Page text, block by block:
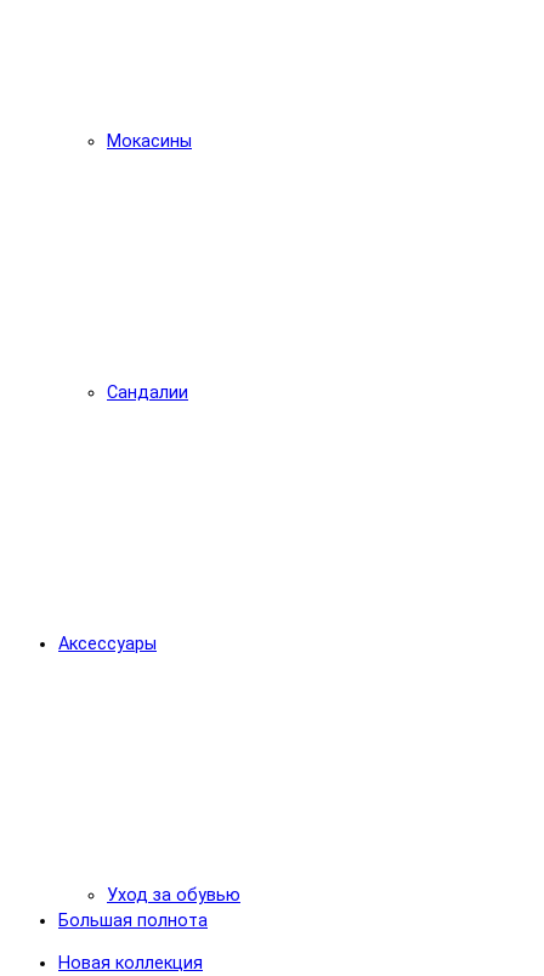
Мокасины
Сандалии
Аксессуары
Уход за обувью
Большая полнота
Новая коллекция